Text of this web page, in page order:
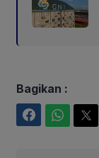
Bagikan :